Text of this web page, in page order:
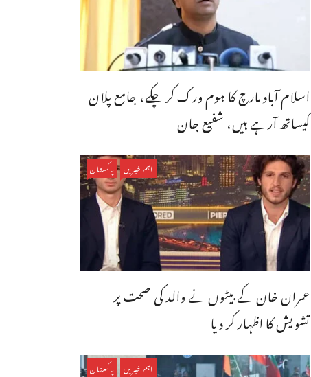
اسلام آباد مارچ کا ہوم ورک کر چکے، جامع پلان
کیساتھ آرہے ہیں، شفیع جان
اہم خبریں پاکستان
عمران خان کے بیٹوں نے والد کی صحت پر
تشویش کا اظہار کر دیا
اہم خبریں پاکستان